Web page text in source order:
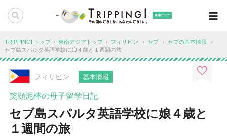
東南アジア
TRIPPING! トップ 東南アジアトップ フィリピン セブ
セブの基本情報
セブ島スパルタ英語学校に娘４歳と１週間の旅
フィリピン 基本情報
笑顔泥棒の母子留学日記
セブ島スパルタ英語学校に娘４歳と
１週間の旅